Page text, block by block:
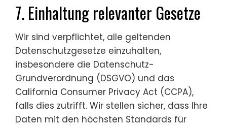
7. Einhaltung relevanter Gesetze
Wir sind verpflichtet, alle geltenden
Datenschutzgesetze einzuhalten,
insbesondere die Datenschutz-
Grundverordnung (DSGVO) und das
California Consumer Privacy Act (CCPA),
falls dies zutrifft. Wir stellen sicher, dass Ihre
Daten mit den höchsten Standards für